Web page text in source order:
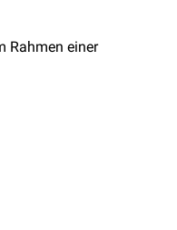
Rahmen einer